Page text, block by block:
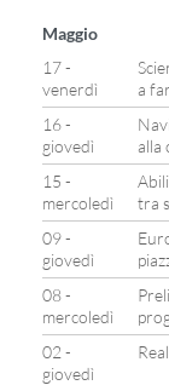
Maggio
17 -
venerdì
a
16 -
giovedì
alla
15 -
mercoledì
tra
09 -
giovedì
08 -
mercoledì
02 -
giovedì